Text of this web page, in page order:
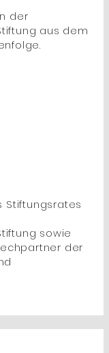
der
aus dem
Stiftungsrates
sowie
der